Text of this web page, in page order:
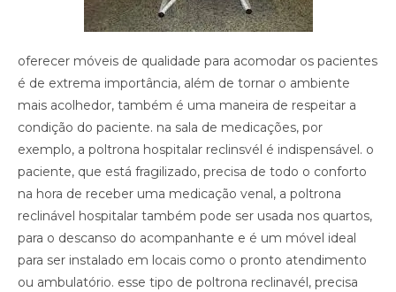
oferecer móveis de qualidade para acomodar os pacientes
é de extrema importância, além de tornar o ambiente
mais acolhedor, também é uma maneira de respeitar a
condição do paciente. na sala de medicações, por
exemplo, a poltrona hospitalar reclinsvél é indispensável. o
paciente, que está fragilizado, precisa de todo o conforto
na hora de receber uma medicação venal, a poltrona
reclinável hospitalar também pode ser usada nos quartos,
para o descanso do acompanhante e é um móvel ideal
para ser instalado em locais como o pronto atendimento
ou ambulatório. esse tipo de poltrona reclinavél, precisa